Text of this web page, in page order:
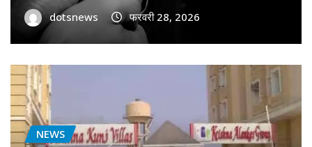
dotsnews फरवरी 28, 2026
NEWS